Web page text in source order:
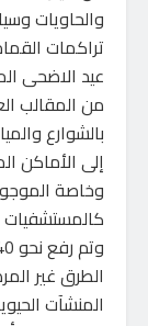
والحاويات
تراكمات
عيد الاضحى
من المقالب
بالشوارع
إلى الأماكن
وخاصة
الطرق غير
المنشآت